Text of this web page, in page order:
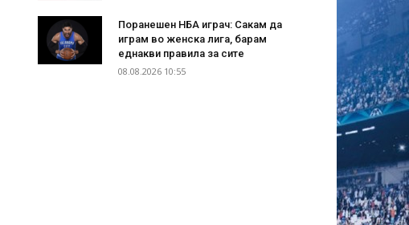
Поранешен НБА играч: Сакам да
играм во женска лига, барам
еднакви правила за сите
08.08.2026 10:55